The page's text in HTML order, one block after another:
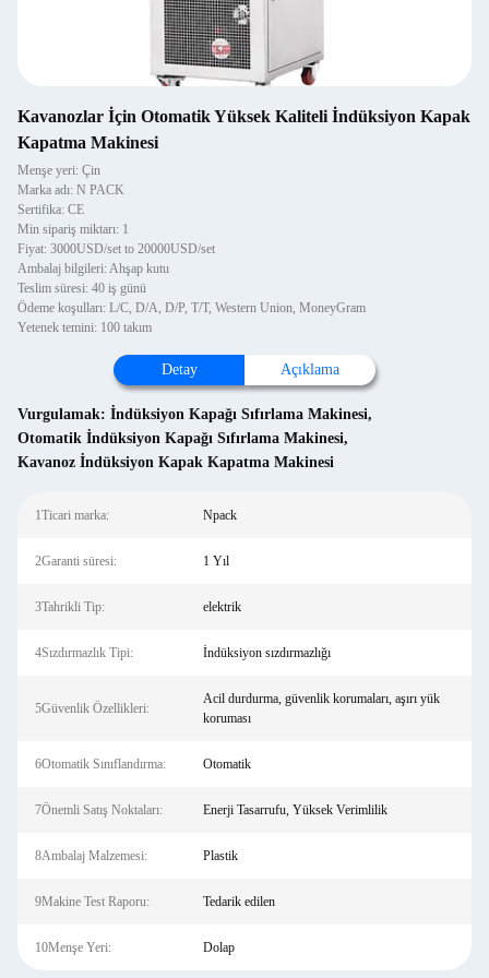
Kavanozlar İçin Otomatik Yüksek Kaliteli İndüksiyon Kapak
Kapatma Makinesi
Menşe yeri: Çin
Marka adı: N PACK
Sertifika: CE
Min sipariş miktarı: 1
Fiyat: 3000USD/set to 20000USD/set
Ambalaj bilgileri: Ahşap kutu
Teslim süresi: 40 iş günü
Ödeme koşulları: L/C, D/A, D/P, T/T, Western Union, MoneyGram
Yetenek temini: 100 takım
Detay Açıklama
Vurgulamak: İndüksiyon Kapağı Sıfırlama Makinesi,
Otomatik İndüksiyon Kapağı Sıfırlama Makinesi,
Kavanoz İndüksiyon Kapak Kapatma Makinesi
1Ticari marka: Npack
2Garanti süresi: 1 Yıl
3Tahrikli Tip: elektrik
4Sızdırmazlık Tipi: İndüksiyon sızdırmazlığı
5Güvenlik Özellikleri:
Acil durdurma, güvenlik korumaları, aşırı yük
koruması
6Otomatik Sınıflandırma: Otomatik
7Önemli Satış Noktaları: Enerji Tasarrufu, Yüksek Verimlilik
8Ambalaj Malzemesi: Plastik
9Makine Test Raporu: Tedarik edilen
10Menşe Yeri: Dolap